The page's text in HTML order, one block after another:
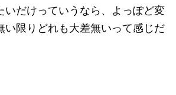
いだけっていうなら、よっぽど変
い限りどれも大差無いって感じだ